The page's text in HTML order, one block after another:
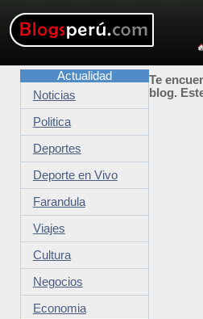
Te
blog.
Actualidad
Noticias
Politica
Deportes
Deporte en Vivo
Farandula
Viajes
Cultura
Negocios
Economia